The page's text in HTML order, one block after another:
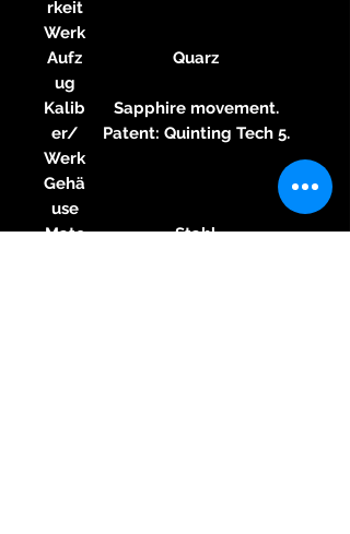
rkeit
Werk
Aufz
ug
Quarz
Kalib
er/
Werk
Sapphire movement.
Patent: Quinting Tech 5.
Gehä
use
Mate
Stahl